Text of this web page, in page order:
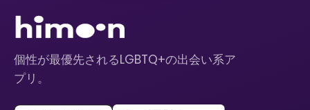
個性が最優先されるLGBTQ+の出会い系ア
プリ。